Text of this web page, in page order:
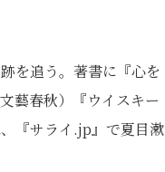
を追う。著書に『心を
藝春秋）『ウイスキー
『サライ.jp』で夏目漱